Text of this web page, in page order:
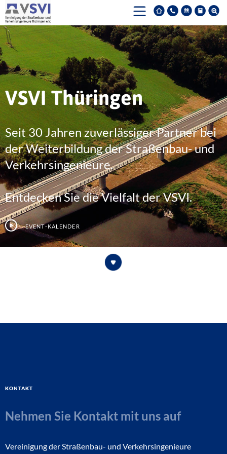
VSVI Thüringen
Seit 30 Jahren zuverlässiger Partner bei
der Weiterbildung der Straßenbau- und
Verkehrsingenieure.
Entdecken Sie die Vielfalt der VSVI.
Event-Kalender
Kontakt
Nehmen Sie Kontakt mit uns auf
Vereinigung der Straßenbau- und Verkehrsingenieure